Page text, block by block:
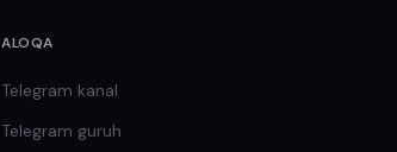
ALOQA
Telegram kanal
Telegram guruh